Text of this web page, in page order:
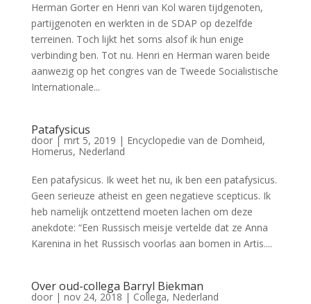
Herman Gorter en Henri van Kol waren tijdgenoten,
partijgenoten en werkten in de SDAP op dezelfde
terreinen. Toch lijkt het soms alsof ik hun enige
verbinding ben. Tot nu. Henri en Herman waren beide
aanwezig op het congres van de Tweede Socialistische
Internationale...
Patafysicus
door |mrt 5, 2019 | Encyclopedie van de Domheid,
Homerus, Nederland
Een patafysicus. Ik weet het nu, ik ben een patafysicus.
Geen serieuze atheist en geen negatieve scepticus. Ik
heb namelijk ontzettend moeten lachen om deze
anekdote: “Een Russisch meisje vertelde dat ze Anna
Karenina in het Russisch voorlas aan bomen in Artis....
Over oud-collega Barryl Biekman
door | nov 24, 2018 | Collega, Nederland